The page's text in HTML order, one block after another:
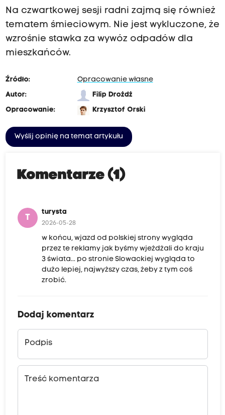
Na czwartkowej sesji radni zajmą się również
tematem śmieciowym. Nie jest wykluczone, że
wzrośnie stawka za wywóz odpadów dla
mieszkańców.
Źródło:
Opracowanie własne
Autor:
Filip Drożdż
Opracowanie:
Krzysztof Orski
Wyślij opinię na temat artykułu
Komentarze (1)
T
turysta
2026-05-28
w końcu, wjazd od polskiej strony wygląda
przez te reklamy jak byśmy wjeżdżali do kraju
3 świata... po stronie Slowackiej wygląda to
dużo lepiej, najwyższy czas, żeby z tym coś
zrobić.
Dodaj komentarz
Podpis
Treść komentarza